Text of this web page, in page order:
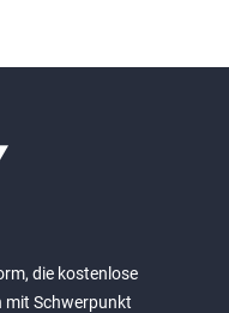
die kostenlose
mit Schwerpunkt